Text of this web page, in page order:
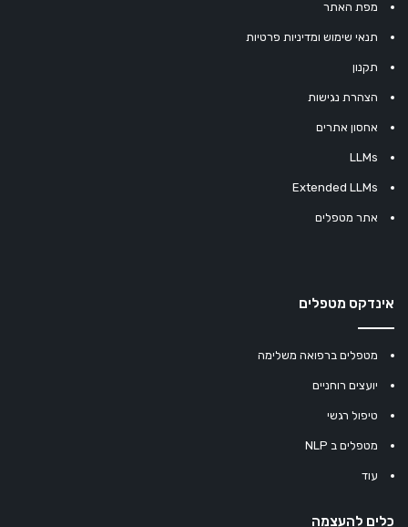
מפת האתר
תנאי שימוש ומדיניות פרטיות
תקנון
הצהרת נגישות
אחסון אתרים
LLMs
Extended LLMs
אתר מטפלים
אינדקס מטפלים
מטפלים ברפואה משלימה
יועצים רוחניים
טיפול רגשי
מטפלים ב NLP
עוד
כלים להעצמה